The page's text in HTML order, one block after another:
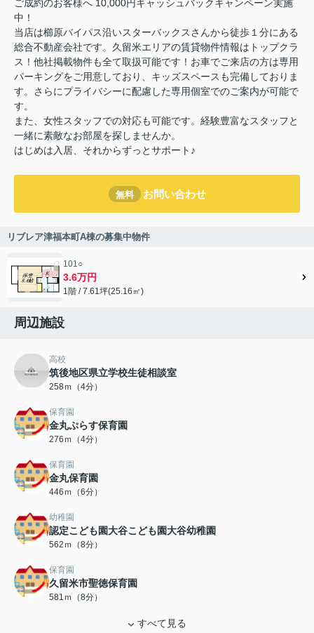
ご成約のお客様へ 10,000円キャッシュバックキャンペーン実施
中！
当店は櫛原バイパス沿いスターバックスさんから徒歩１分にある
総合不動産会社です。久留米エリアの賃貸物件情報はトップクラ
ス！他社掲載物件も全て取扱可能です！お車でご来店の方は専用
パーキングをご用意しており、キッズスペースも完備しておりま
す。さらにプライバシーに配慮した専用個室でのご案内が可能で
す。
また、女性スタッフでの対応も可能です。経験豊富なスタッフと
一緒に素敵なお部屋を探しませんか。
はじめは入居、それからずっとサポート♪
無料 お問い合わせ
リブレア津福本町A棟の募集中物件
101○
3.6万円
1階 / 7.61坪(25.16㎡)
周辺施設
高校
筑後地区県立学校生徒相談室
258ｍ（4分）
保育園
金丸ぷらす保育園
276ｍ（4分）
保育園
金丸保育園
446ｍ（6分）
幼稚園
認定こども園大谷こども園大谷幼稚園
562ｍ（8分）
保育園
久留米市聖徳保育園
581ｍ（8分）
すべて見る